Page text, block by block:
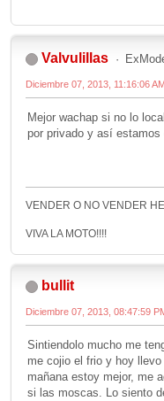
Valvulillas
Diciembre 07, 2013, 11:16:06
Mejor wachap si no lo
por privado y así estamos
VENDER O NO VENDER
VIVA LA MOTO!!!!
bullit
Diciembre 07, 2013, 08:47:59
Sintiendolo mucho me
me cojio el frio y hoy
mañana estoy mejor, me
si las moscas. Lo siento